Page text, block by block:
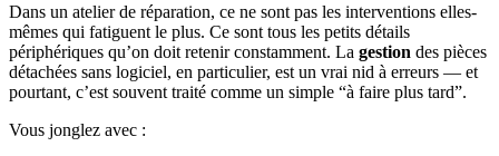
Dans un atelier de réparation, ce ne sont pas les interventions elles-
mêmes qui fatiguent le plus. Ce sont tous les petits détails
périphériques qu’on doit retenir constamment. La gestion des pièces
détachées sans logiciel, en particulier, est un vrai nid à erreurs — et
pourtant, c’est souvent traité comme un simple “à faire plus tard”.
Vous jonglez avec :